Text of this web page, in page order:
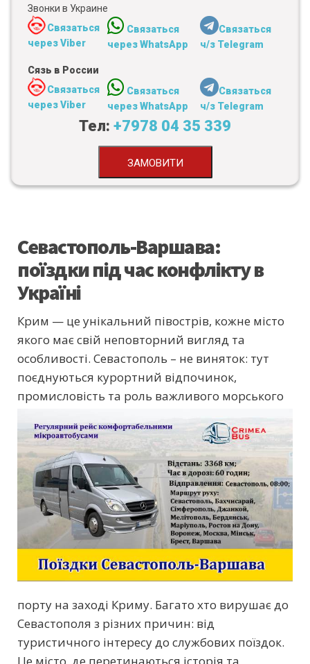
Звонки в Украине
Связаться
через Viber
Связаться
через WhatsApp
Связаться
ч/з Telegram
Сязь в России
Связаться
через Viber
Связаться
через WhatsApp
Связаться
ч/з Telegram
Тел: +7978 04 35 339
ЗАМОВИТИ
Севастополь-Варшава:
поїздки під час конфлікту в
Україні
Крим — це унікальний півострів, кожне місто
якого має свій неповторний вигляд та
особливості. Севастополь – не виняток: тут
поєднуються курортний відпочинок,
промисловість та роль важливого морського
порту на заході Криму. Багато хто вирушає до
Севастополя з різних причин: від
туристичного інтересу до службових поїздок.